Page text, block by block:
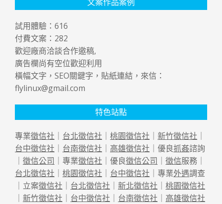
試用體驗： 616
付費文案： 282
歡迎廠商洽談合作邀稿,
廣告欄尚有空位歡迎利用
橫幅文字，SEO關鍵字，貼紙連結，來信：
flylinux@gmail.com
特色站點
專業徵信社 台北徵信社 桃園徵信社 新竹徵信社
台中徵信社
台南徵信社 高雄徵信社 ｜優良抓姦諮詢
徵信公司 ｜專業徵信社 ｜優良徵信公司 徵信服務｜
台北徵信社
桃園徵信社 台中徵信社 ｜專業外遇調查
｜立案徵信社 台北徵信社 新北徵信社
桃園徵信社
新竹徵信社 台中徵信社 台南徵信社
高雄徵信社